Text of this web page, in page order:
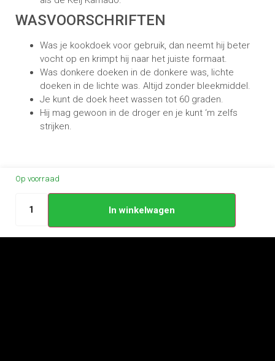
WASVOORSCHRIFTEN
Was je kookdoek voor gebruik, dan neemt hij beter
vocht op en krimpt hij naar het juiste formaat.
Was donkere doeken in de donkere was, lichte
doeken in de lichte was. Altijd zonder bleekmiddel.
Je kunt de doek heet wassen tot 60 graden.
Hij mag gewoon in de droger en je kunt ‘m zelfs
strijken.
Op voorraad
In winkelwagen